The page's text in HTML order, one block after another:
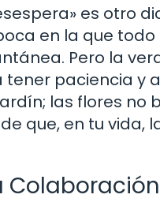
es otro
en la que
Pero la
paciencia y
las flores no
que, en tu vida,
Colaboración